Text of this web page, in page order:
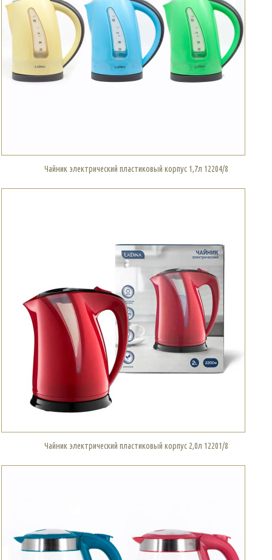
Чайник электрический пластиковый корпус 1,7л 12204/8
Чайник электрический пластиковый корпус 2,0л 12201/8